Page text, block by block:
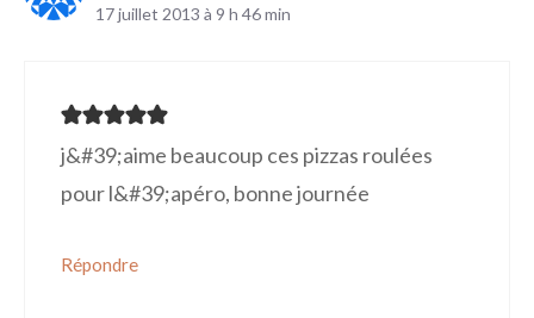
17 juillet 2013 à 9 h 46 min
j&#39;aime beaucoup ces pizzas roulées
pour l&#39;apéro, bonne journée
Répondre